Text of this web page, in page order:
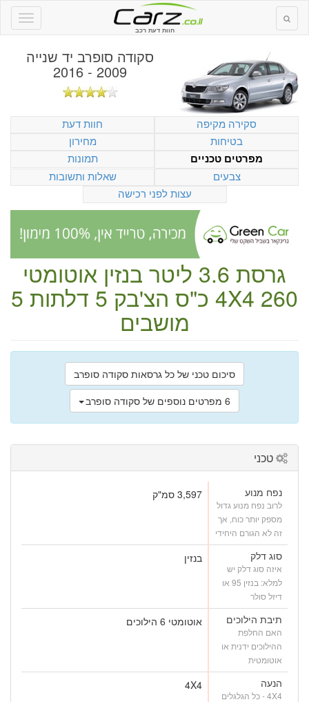
חוות דעת רכב
סקודה סופרב יד שנייה
2009 - 2016
סקירה מקיפה
חוות דעת
בטיחות
מחירון
מפרטים טכניים
תמונות
צבעים
שאלות ותשובות
עצות לפני רכישה
גרסת 3.6 ליטר בנזין אוטומטי
4X4 260 כ"ס הצ'בק 5
מושבים
סיכום טכני של כל גרסאות סקודה סופרב
6 מפרטים נוספים של סקודה סופרב
טכני
נפח מנוע
לרוב נפח מנוע גדול
מספק יותר כוח, אך
זה לא הגורם היחידי
3,597 סמ"ק
סוג דלק
איזה סוג דלק יש
למלא: בנזין 95 או
דיזל סולר
בנזין
תיבת הילוכים
האם החלפת
ההילוכים ידנית או
אוטומטית
אוטומטי 6 הילוכים
הנעה
4X4 - כל הגלגלים
4X4